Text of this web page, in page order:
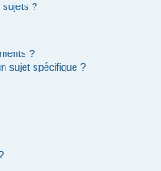
sujets ?
?
sujet spécifique ?